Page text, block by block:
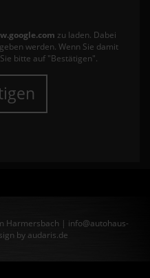
zu laden. Dabei
werden. Wenn Sie damit
bitte auf "Bestätigen".
Harmersbach | info@autohaus-
by audaris.de